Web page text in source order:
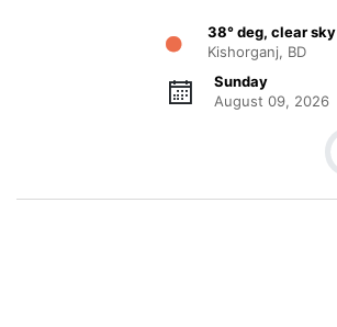
38° deg, clear sky
Kishorganj, BD
Sunday
August 09, 2026